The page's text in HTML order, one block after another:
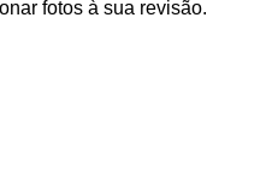
fotos à sua revisão.